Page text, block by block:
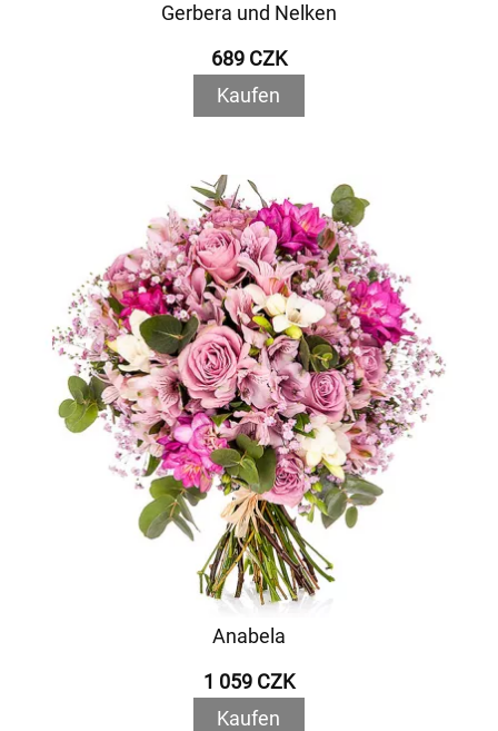
Gerbera und Nelken
689 CZK
Kaufen
Anabela
1 059 CZK
Kaufen